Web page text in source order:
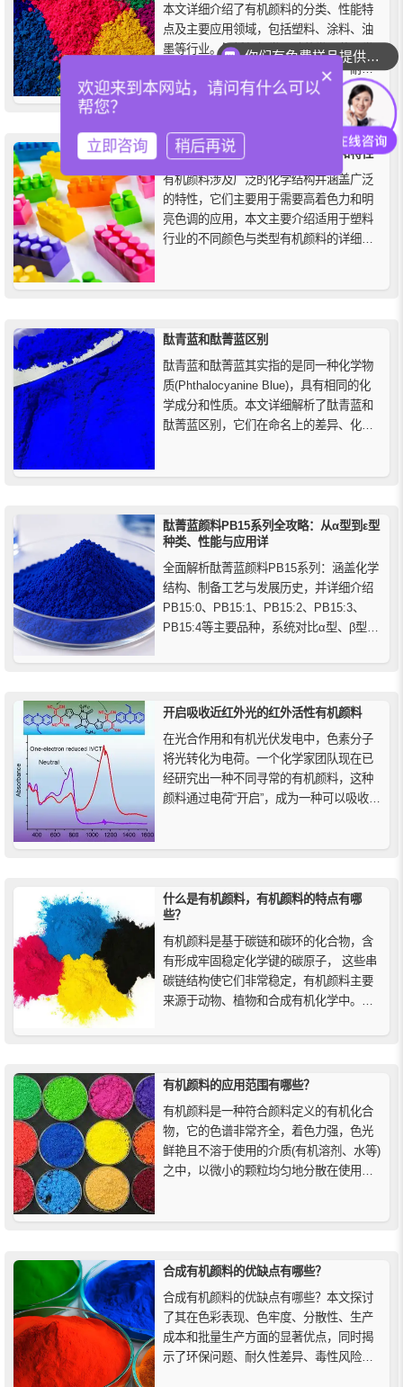
本文详细介绍了有机颜料的分类、性能特
点及主要应用领域，包括塑料、涂料、油
墨等行业。解析偶氮类、酞菁类、蒽醌类
等多种有机颜料的着色力、耐光性、耐热
性及分散性能，为企业选型、配方优化和
适用于塑料的有机颜料有哪些种类和特性
有机颜料涉及广泛的化学结构并涵盖广泛
的特性，它们主要用于需要高着色力和明
亮色调的应用，本文主要介绍适用于塑料
行业的不同颜色与类型有机颜料的详细信
酞青蓝和酞菁蓝区别
酞青蓝和酞菁蓝其实指的是同一种化学物
质(Phthalocyanine Blue)，具有相同的化
学成分和性质。本文详细解析了酞青蓝和
酞菁蓝区别，它们在命名上的差异、化学
酞菁蓝颜料PB15系列全攻略：从α型到ε型
种类、性能与应用详
全面解析酞菁蓝颜料PB15系列：涵盖化学
结构、制备工艺与发展历史，并详细介绍
PB15:0、PB15:1、PB15:2、PB15:3、
PB15:4等主要品种，系统对比α型、β型、
耐热性，助您快速掌握酞菁蓝在涂料、油
用价值。
开启吸收近红外光的红外活性有机颜料
在光合作用和有机光伏发电中，色素分子
将光转化为电荷。一个化学家团队现在已
经研究出一种不同寻常的有机颜料，这种
颜料通过电荷“开启”，成为一种可以吸收近
什么是有机颜料，有机颜料的特点有哪
些？
有机颜料是基于碳链和碳环的化合物，含
有形成牢固稳定化学键的碳原子， 这些串
碳链结构使它们非常稳定，有机颜料主要
来源于动物、植物和合成有机化学中。有
们具有透明度，但它们通常能提供强大的
有机颜料的应用范围有哪些？
有机颜料是一种符合颜料定义的有机化合
物，它的色谱非常齐全，着色力强，色光
鲜艳且不溶于使用的介质(有机溶剂、水等)
之中，以微小的颗粒均匀地分散在使用的
合成有机颜料的优缺点有哪些？
合成有机颜料的优缺点有哪些？本文探讨
了其在色彩表现、色牢度、分散性、生产
成本和批量生产方面的显著优点，同时揭
示了环保问题、耐久性差异、毒性风险以
你们有免费样品提供吗？
×
欢迎来到本网站，请问有什么可以
帮您？
立即咨询 稍后再说